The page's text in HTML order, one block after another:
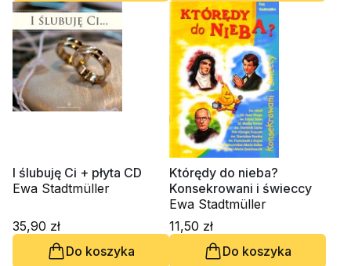
I ślubuję Ci + płyta CD
Ewa Stadtmüller
35,90 zł
Do koszyka
Którędy do nieba?
Konsekrowani i świeccy
Ewa Stadtmüller
11,50 zł
Do koszyka